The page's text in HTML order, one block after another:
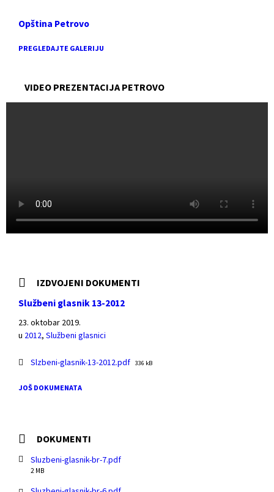
Opština Petrovo
PREGLEDAJTE GALERIJU
VIDEO PREZENTACIJA PETROVO
IZDVOJENI DOKUMENTI
Službeni glasnik 13-2012
23. oktobar 2019.
u 2012, Službeni glasnici
Slzbeni-glasnik-13-2012.pdf F
336 kB
JOŠ DOKUMENATA
DOKUMENTI
Sluzbeni-glasnik-br-7.pdf
F
2 MB